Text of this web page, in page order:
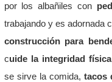
por los albañiles con
trabajando y es adornada
construcción para
cuide la integridad
se sirve la comida,tacos